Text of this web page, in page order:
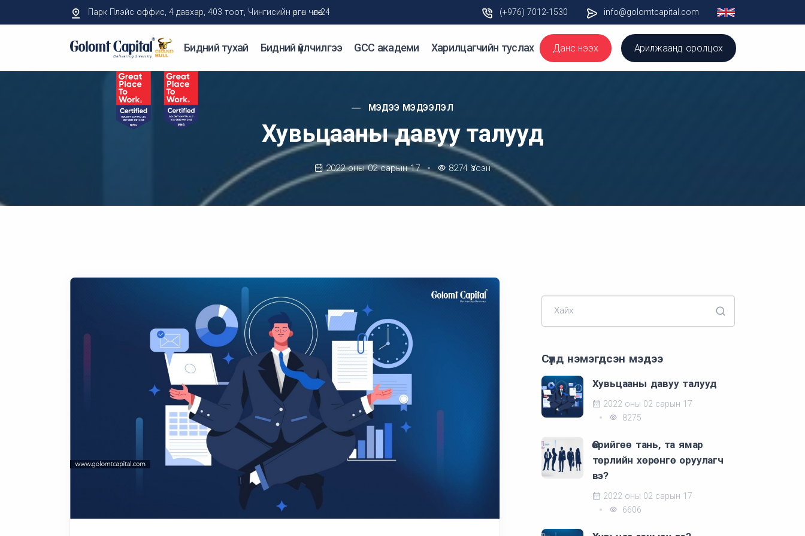
Парк Плэйс оффис, 4 давхар, 403 тоот, Чингисийн өргөн чөлөө-24 (+976) 7012-1530 info@golomtcapital.com
Бидний тухай Бидний үйлчилгээ GCC академи Харилцагчийн туслах Данс нээх Арилжаанд оролцох
МЭДЭЭ МЭДЭЭЛЭЛ
Хувьцааны давуу талууд
2022 оны 02 сарын 17 8274 Үзсэн
Хайх
Сүүлд нэмэгдсэн мэдээ
Хувьцааны давуу талууд
2022 оны 02 сарын 17
8275
Өөрийгөө тань, та ямар
төрлийн хөрөнгө оруулагч
вэ?
2022 оны 02 сарын 17
6606